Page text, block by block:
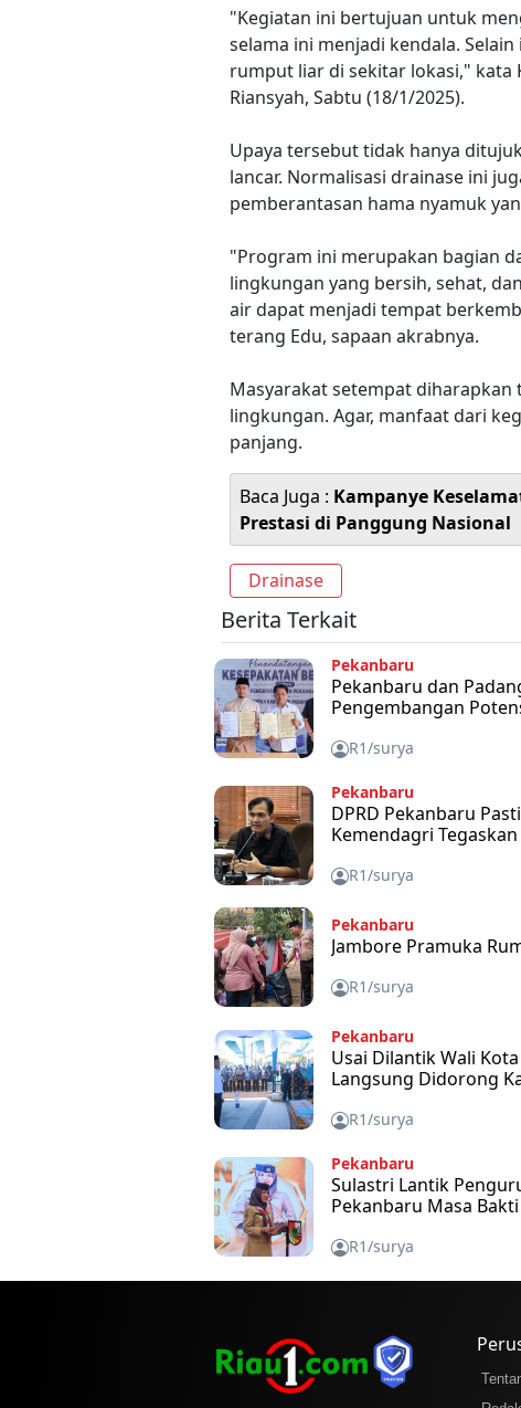
"Kegiatan ini bertujuan untuk
selama ini menjadi kendala.
rumput liar di sekitar lokasi," kata
Riansyah, Sabtu (18/1/2025).
Upaya tersebut tidak hanya
lancar. Normalisasi drainase ini
pemberantasan hama nyamuk
"Program ini merupakan bagian
lingkungan yang bersih, sehat,
air dapat menjadi tempat
terang Edu, sapaan akrabnya.
Masyarakat setempat
lingkungan. Agar, manfaat dari
panjang.
Baca Juga : Kampanye
Prestasi di Panggung Nasional
Drainase
Berita Terkait
Pekanbaru
Pekanbaru dan
Pengembangan
R1/surya
Pekanbaru
DPRD Pekanbaru
Kemendagri
R1/surya
Pekanbaru
Jambore Pramuka
R1/surya
Pekanbaru
Usai Dilantik Wali
Langsung Didorong
R1/surya
Pekanbaru
Sulastri Lantik
Pekanbaru Masa
R1/surya